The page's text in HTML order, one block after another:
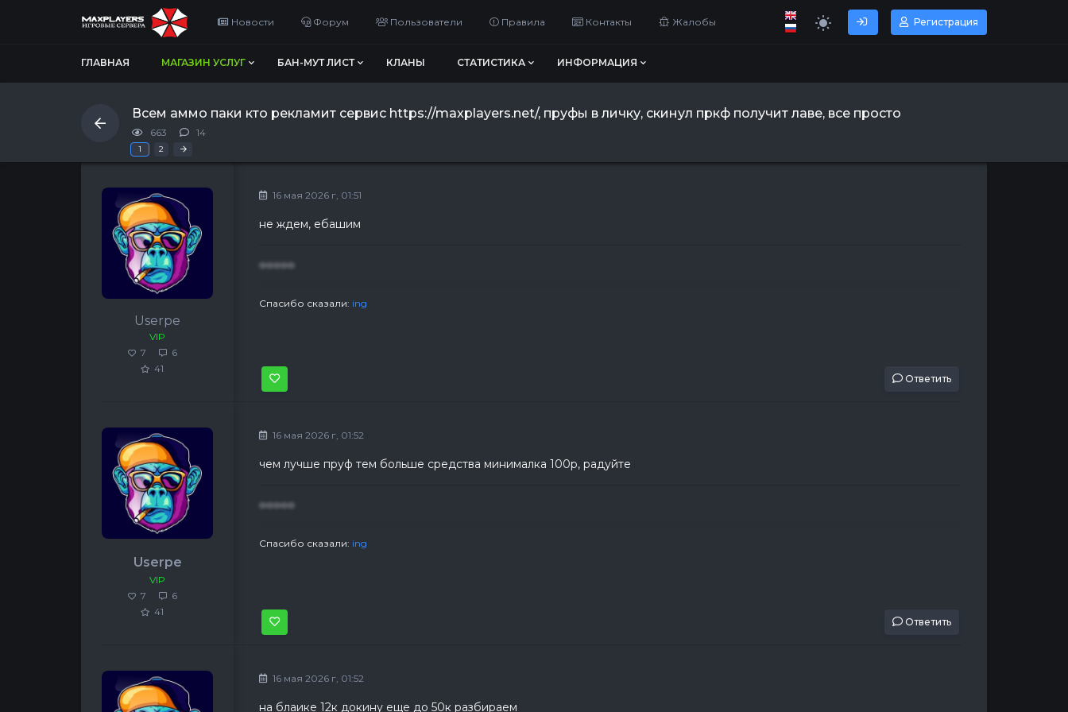
Новости Форум Пользователи Правила Контакты Жалобы Регистрация
ГЛАВНАЯ МАГАЗИН УСЛУГ БАН-МУТ ЛИСТ КЛАНЫ СТАТИСТИКА ИНФОРМАЦИЯ
Всем аммо паки кто рекламит сервис https://maxplayers.net/, пруфы в личку, скинул пркф получит лаве, все просто
663 14
1 2 »
Userpe
VIP
7
6
41
16 мая 2026 г, 01:51
не ждем, ебашим
ооооо
Спасибо сказали: ing
Ответить
Userpe
VIP
7
6
41
16 мая 2026 г, 01:52
чем лучше пруф тем больше средства минималка 100р, радуйте
ооооо
Спасибо сказали: ing
Ответить
16 мая 2026 г, 01:52
на блаике 12к докину еще до 50к разбираем